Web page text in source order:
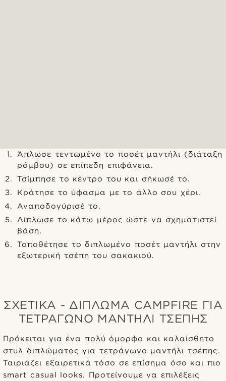
Άπλωσε τεντωμένο το ποσέτ μαντήλι (διάταξη
ρόμβου) σε επίπεδη επιφάνεια.
Τσίμπησε το κέντρο του και σήκωσέ το.
Κράτησε το ύφασμα με το άλλο σου χέρι.
Αναποδογύρισέ το.
Δίπλωσε το κάτω μέρος ώστε να σχηματιστεί
βάση.
Τοποθέτησε το διπλωμένο ποσέτ μαντήλι στην
εξωτερική τσέπη του σακακιού.
ΣΧΕΤΙΚΆ - ΔΊΠΛΩΜΑ CAMPFIRE ΓΙΑ
ΤΕΤΡΆΓΩΝΟ ΜΑΝΤΉΛΙ ΤΣΈΠΗΣ
Πρόκειται για ένα πολύ όμορφο και καλαίσθητο
στυλ διπλώματος για τετράγωνο μαντήλι τσέπης.
Ταιριάζει εξαιρετικά τόσο σε επίσημα όσο και πιο
smart casual looks. Προτείνουμε να επιλέξεις